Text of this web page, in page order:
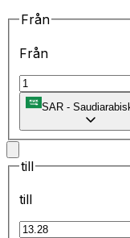
Från
Från
SAR -
till
till